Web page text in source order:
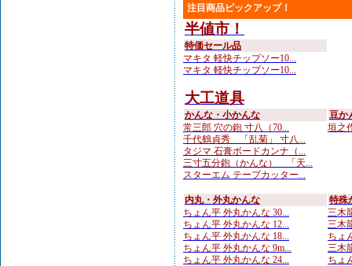
注目商品ピックアップ！
半値市！
特価セール品
マキタ 軽快チップソー10...
マキタ 軽快チップソー10...
大工道具
かんな・小かんな
常三郎 穴の鉋 寸八（70...
千代鶴貞秀 「乱菊」 寸八...
タジマ 石膏ボードカンナ（...
三寸五分鉋（かんな） 「天...
スターエム テープカッター...
豆か
垣之
内丸・外丸かんな
ちょん平 外丸かんな 30...
ちょん平 外丸かんな 12...
ちょん平 外丸かんな 18...
ちょん平 外丸かんな 9m...
ちょん平 外丸かんな 24...
特殊
三木
三木
ちょ
三木
ちょ